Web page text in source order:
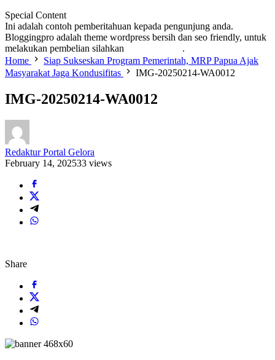
Special Content
Ini adalah contoh pemberitahuan kepada pengunjung anda.
Bloggingpro adalah theme wordpress bersih dan seo friendly, untuk
melakukan pembelian silahkan
.
Home
Siap Sukseskan Program Pemerintah, MRP Papua Ajak
Masyarakat Jaga Kondusifitas
IMG-20250214-WA0012
IMG-20250214-WA0012
Redaktur Portal Gelora
February 14, 202533 views
Share